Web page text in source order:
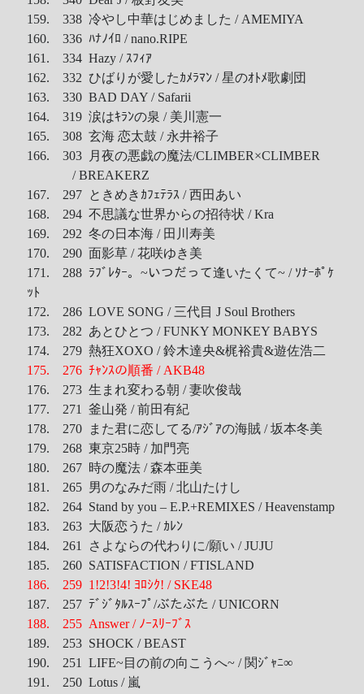
159. 338 冷やし中華はじめました / AMEMIYA
160. 336 ﾊﾅﾉｲﾛ / nano.RIPE
161. 334 Hazy / ｽﾌｨｱ
162. 332 ひばりが愛したｶﾒﾗﾏﾝ / 星のｵﾄﾒ歌劇団
163. 330 BAD DAY / Safarii
164. 319 涙はｷﾗﾝの泉 / 美川憲一
165. 308 玄海 恋太鼓 / 永井裕子
166. 303 月夜の悪戯の魔法/CLIMBER×CLIMBER
/ BREAKERZ
167. 297 ときめきｶﾌｪﾃﾗｽ / 西田あい
168. 294 不思議な世界からの招待状 / Kra
169. 292 冬の日本海 / 田川寿美
170. 290 面影草 / 花咲ゆき美
171. 288 ﾗﾌﾞﾚﾀｰ。~いつだって逢いたくて~ / ｿﾅｰﾎﾟｹ
ｯﾄ
172. 286 LOVE SONG / 三代目 J Soul Brothers
173. 282 あとひとつ / FUNKY MONKEY BABYS
174. 279 熱狂XOXO / 鈴木達央&梶裕貴&遊佐浩二
175. 276 ﾁｬﾝｽの順番 / AKB48
176. 273 生まれ変わる朝 / 妻吹俊哉
177. 271 釜山発 / 前田有紀
178. 270 また君に恋してる/ｱｼﾞｱの海賊 / 坂本冬美
179. 268 東京25時 / 加門亮
180. 267 時の魔法 / 森本亜美
181. 265 男のなみだ雨 / 北山たけし
182. 264 Stand by you – E.P.+REMIXES / Heavenstamp
183. 263 大阪恋うた / ｶﾚﾝ
184. 261 さよならの代わりに/願い / JUJU
185. 260 SATISFACTION / FTISLAND
186. 259 1!2!3!4! ﾖﾛｼｸ! / SKE48
187. 257 ﾃﾞｼﾞﾀﾙｽｰﾌﾟ/ぶたぶた / UNICORN
188. 255 Answer / ﾉｰｽﾘｰﾌﾞｽ
189. 253 SHOCK / BEAST
190. 251 LIFE~目の前の向こうへ~ / 関ｼﾞｬﾆ∞
191. 250 Lotus / 嵐